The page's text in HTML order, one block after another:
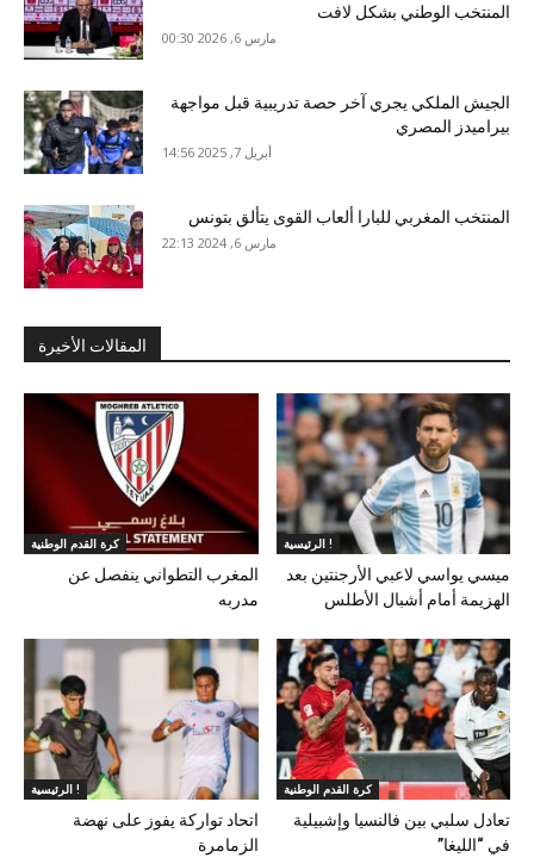
المنتخب الوطني بشكل لافت
مارس 6, 2026 00:30
الجيش الملكي يجري آخر حصة تدريبية قبل مواجهة
بيراميدز المصري
أبريل 7, 2025 14:56
المنتخب المغربي للبارا ألعاب القوى يتألق بتونس
مارس 6, 2024 22:13
المقالات الأخيرة
كرة القدم الوطنية
المغرب التطواني ينفصل عن
مدربه
الرئيسية !
ميسي يواسي لاعبي الأرجنتين بعد
الهزيمة أمام أشبال الأطلس
الرئيسية !
اتحاد تواركة يفوز على نهضة
الزمامرة
كرة القدم الوطنية
تعادل سلبي بين فالنسيا وإشبيلية
في “الليغا”